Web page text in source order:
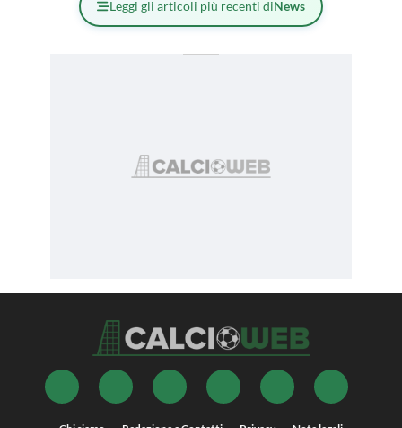
Leggi gli articoli più recenti diNews